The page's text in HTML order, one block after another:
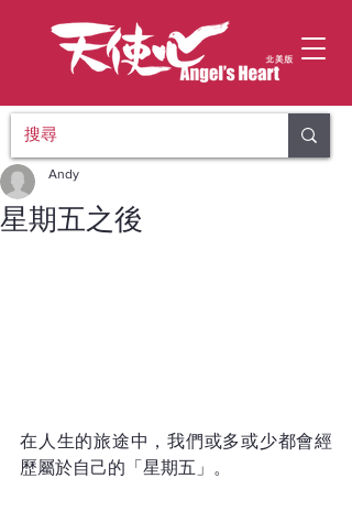
星期五之後
Andy
在人生的旅途中，我們或多或少都會經
歷屬於自己的「星期五」。